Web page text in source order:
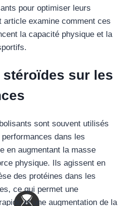
pour optimiser leurs
article examine comment ces
la capacité physique et la
stéroïdes sur les
sont souvent utilisés
dans les
en augmentant la masse
physique. Ils agissent en
des protéines dans les
ce qui permet une
et une augmentation de la